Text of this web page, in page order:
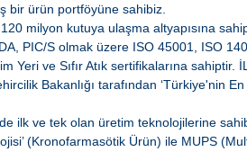
bir ürün portföyüne sahibiz.
milyon kutuya ulaşma altyapısına
PIC/S olmak üzere ISO 45001, ISO
Yeri ve Sıfır Atık sertifikalarına sahiptir.
Bakanlığı tarafından ‘Türkiye'nin
ilk ve tek olan üretim teknolojilerine
(Kronofarmasötik Ürün) ile MUPS